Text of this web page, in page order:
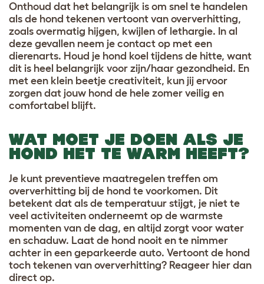
Onthoud dat het belangrijk is om snel te handelen
als de hond tekenen vertoont van oververhitting,
zoals overmatig hijgen, kwijlen of lethargie. In al
deze gevallen neem je contact op met een
dierenarts. Houd je hond koel tijdens de hitte, want
dit is heel belangrijk voor zijn/haar gezondheid. En
met een klein beetje creativiteit, kun jij ervoor
zorgen dat jouw hond de hele zomer veilig en
comfortabel blijft.
WAT MOET JE DOEN ALS JE
HOND HET TE WARM HEEFT?
Je kunt preventieve maatregelen treffen om
oververhitting bij de hond te voorkomen. Dit
betekent dat als de temperatuur stijgt, je niet te
veel activiteiten onderneemt op de warmste
momenten van de dag, en altijd zorgt voor water
en schaduw. Laat de hond nooit en te nimmer
achter in een geparkeerde auto. Vertoont de hond
toch tekenen van oververhitting? Reageer hier dan
direct op.